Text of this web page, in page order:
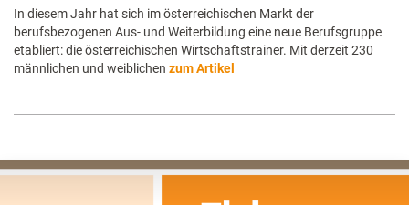
In diesem Jahr hat sich im österreichischen Markt der
berufsbezogenen Aus- und Weiterbildung eine neue Berufsgruppe
etabliert: die österreichischen Wirtschaftstrainer. Mit derzeit 230
männlichen und weiblichen zum Artikel